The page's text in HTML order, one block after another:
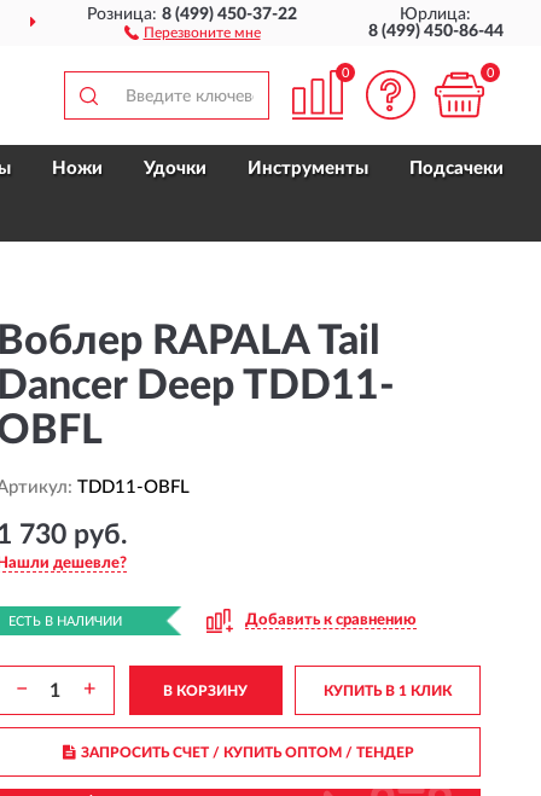
ДОСТАВИМ ПО ВСЕЙ РОССИИ
Розница:8 (499) 450-37-22
Перезвоните мне
Юрлица:
8 (499) 450-86-44
0 0
Ножи Удочки Инструменты Подсачеки
Воблер RAPALA Tail
Dancer Deep TDD11-
TDD11-OBFL
730 руб.
Нашли дешевле?
ЕСТЬ В НАЛИЧИИ Добавить к сравнению
− + В КОРЗИНУ КУПИТЬ В 1 КЛИК
ЗАПРОСИТЬ СЧЕТ / КУПИТЬ ОПТОМ/ ТЕНДЕР